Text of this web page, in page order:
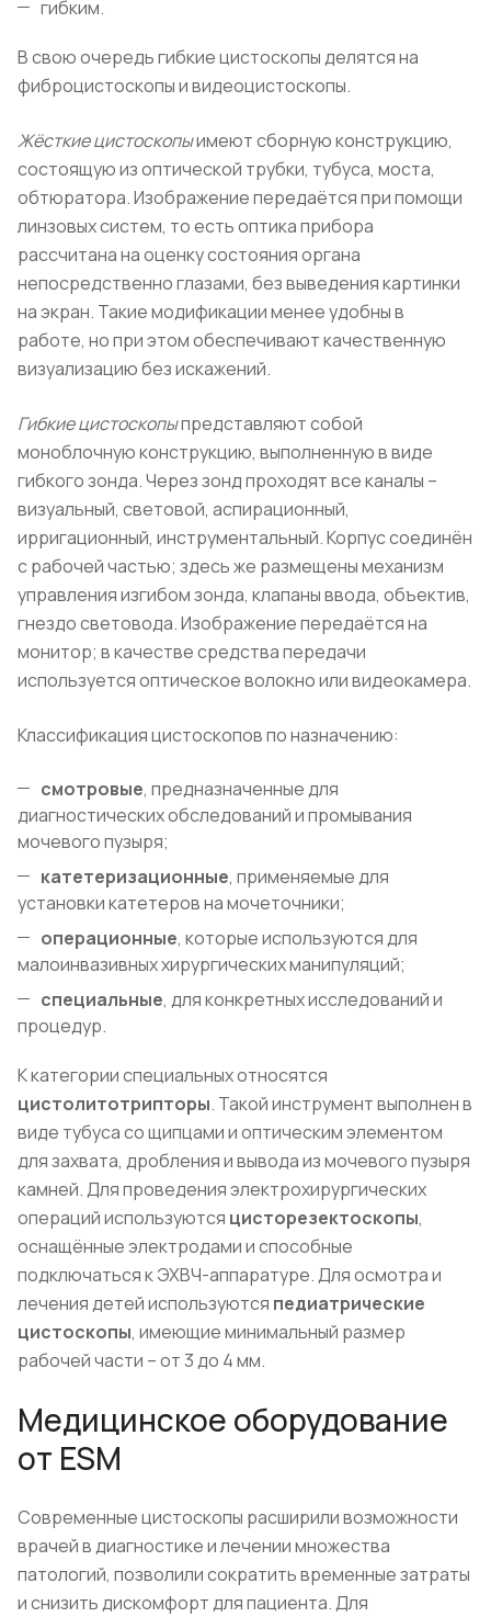
гибким.
В свою очередь гибкие цистоскопы делятся на
фиброцистоскопы и видеоцистоскопы.
Жёсткие цистоскопыимеют сборную конструкцию,
состоящую из оптической трубки, тубуса, моста,
обтюратора. Изображение передаётся при помощи
линзовых систем, то есть оптика прибора
рассчитана на оценку состояния органа
непосредственно глазами, без выведения картинки
на экран. Такие модификации менее удобны в
работе, но при этом обеспечивают качественную
визуализацию без искажений.
Гибкие цистоскопыпредставляют собой
моноблочную конструкцию, выполненную в виде
гибкого зонда. Через зонд проходят все каналы –
визуальный, световой, аспирационный,
ирригационный, инструментальный. Корпус соединён
с рабочей частью; здесь же размещены механизм
управления изгибом зонда, клапаны ввода, объектив,
гнездо световода. Изображение передаётся на
монитор; в качестве средства передачи
используется оптическое волокно или видеокамера.
Классификация цистоскопов по назначению:
смотровые, предназначенные для
диагностических обследований и промывания
мочевого пузыря;
катетеризационные, применяемые для
установки катетеров на мочеточники;
операционные, которые используются для
малоинвазивных хирургических манипуляций;
специальные, для конкретных исследований и
процедур.
К категории специальных относятся
цистолитотрипторы. Такой инструмент выполнен в
виде тубуса со щипцами и оптическим элементом
для захвата, дробления и вывода из мочевого пузыря
камней. Для проведения электрохирургических
операций используются цисторезектоскопы,
оснащённые электродами и способные
подключаться к ЭХВЧ-аппаратуре. Для осмотра и
лечения детей используются педиатрические
цистоскопы, имеющие минимальный размер
рабочей части – от 3 до 4 мм.
Медицинское оборудование
от ESM
Современные цистоскопы расширили возможности
врачей в диагностике и лечении множества
патологий, позволили сократить временные затраты
и снизить дискомфорт для пациента. Для